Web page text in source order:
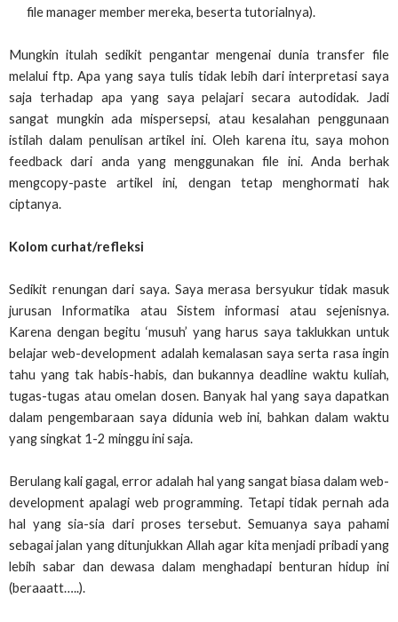
file manager member mereka, beserta tutorialnya).
Mungkin itulah sedikit pengantar mengenai dunia transfer file
melalui ftp. Apa yang saya tulis tidak lebih dari interpretasi saya
saja terhadap apa yang saya pelajari secara autodidak. Jadi
sangat mungkin ada mispersepsi, atau kesalahan penggunaan
istilah dalam penulisan artikel ini. Oleh karena itu, saya mohon
feedback dari anda yang menggunakan file ini. Anda berhak
mengcopy-paste artikel ini, dengan tetap menghormati hak
ciptanya.
Kolom curhat/refleksi
Sedikit renungan dari saya. Saya merasa bersyukur tidak masuk
jurusan Informatika atau Sistem informasi atau sejenisnya.
Karena dengan begitu ‘musuh’ yang harus saya taklukkan untuk
belajar web-development adalah kemalasan saya serta rasa ingin
tahu yang tak habis-habis, dan bukannya deadline waktu kuliah,
tugas-tugas atau omelan dosen. Banyak hal yang saya dapatkan
dalam pengembaraan saya didunia web ini, bahkan dalam waktu
yang singkat 1-2 minggu ini saja.
Berulang kali gagal, error adalah hal yang sangat biasa dalam web-
development apalagi web programming. Tetapi tidak pernah ada
hal yang sia-sia dari proses tersebut. Semuanya saya pahami
sebagai jalan yang ditunjukkan Allah agar kita menjadi pribadi yang
lebih sabar dan dewasa dalam menghadapi benturan hidup ini
(beraaatt…..).